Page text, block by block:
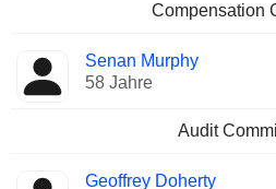
Compensation
Senan Murphy
58 Jahre
Audit
Geoffrey Doherty